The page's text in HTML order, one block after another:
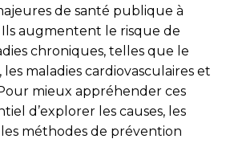
de santé publique à
augmentent le risque de
chroniques, telles que le
maladies cardiovasculaires et
mieux appréhender ces
d’explorer les causes, les
méthodes de prévention